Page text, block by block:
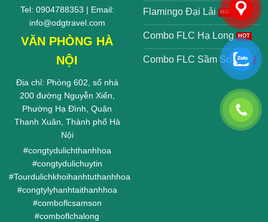
Tel: 0904788353 | Email:
info@odgtravel.com
VĂN PHÒNG HÀ
NỘI
Địa chỉ: Phòng 602, số nhà
200 đường Nguyễn Xiển,
Phường Hạ Đình, Quận
Thanh Xuân, Thành phố Hà
Nội
#congtydulichthanhhoa
#congtydulichuytin
#Tourdulichkhoihanhtuthanhhoa
#congtylyhanhtaithanhhoa
#comboflcsamson
#comboflchalong
Flamingo Đại Lải
Combo FLC Hạ Long
Combo FLC Sầm Sơn